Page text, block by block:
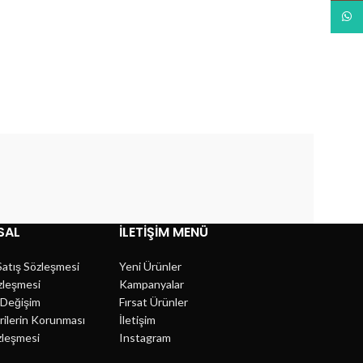
Sözleşmesi
Korunması
İLETIŞIM MENÜ
Yeni Ürünler
Kampanyalar
Fırsat Ürünler
İletişim
Instagram